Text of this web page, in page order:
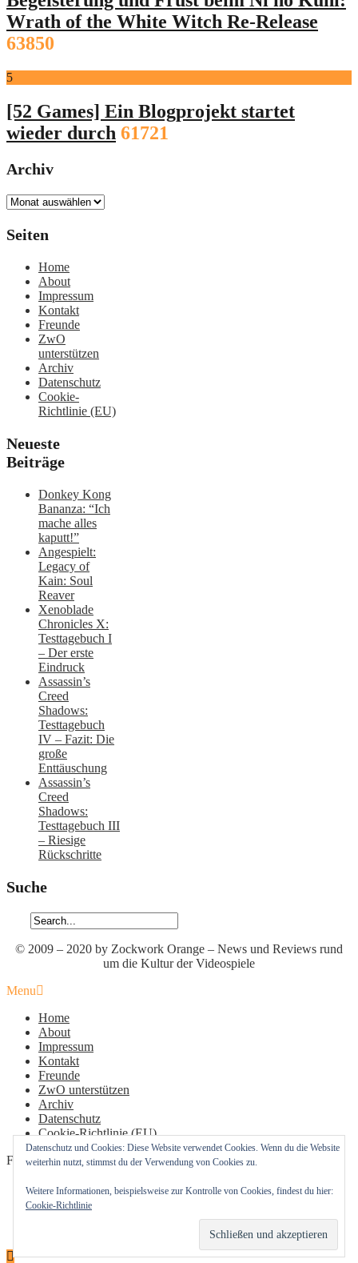
Wrath of the White Witch Re-Release
63850
5
[52 Games] Ein Blogprojekt startet
wieder durch 61721
Archiv
Archiv
Seiten
Home
About
Impressum
Kontakt
Freunde
ZwO
unterstützen
Archiv
Datenschutz
Cookie-
Richtlinie (EU)
Neueste
Beiträge
Donkey Kong
Bananza: “Ich
mache alles
kaputt!”
Angespielt:
Legacy of
Kain: Soul
Reaver
Xenoblade
Chronicles X:
Testtagebuch I
– Der erste
Eindruck
Assassin’s
Creed
Shadows:
Testtagebuch
IV – Fazit: Die
große
Enttäuschung
Assassin’s
Creed
Shadows:
Testtagebuch III
– Riesige
Rückschritte
Suche
© 2009 – 2020 by Zockwork Orange – News und Reviews rund
um die Kultur der Videospiele
Menu
Home
About
Impressum
Kontakt
Freunde
ZwO unterstützen
Archiv
Datenschutz
Cookie-Richtlinie (EU)
Follow Us
Profil
von
zockworkorange
Profil
von
zockworkorange
Profil
zockworkorange
RSS – Beiträge
Datenschutz und Cookies: Diese Website verwendet Cookies. Wenn du die Website
weiterhin nutzt, stimmst du der Verwendung von Cookies zu.
Weitere Informationen, beispielsweise zur Kontrolle von Cookies, findest du hier:
Cookie-Richtlinie